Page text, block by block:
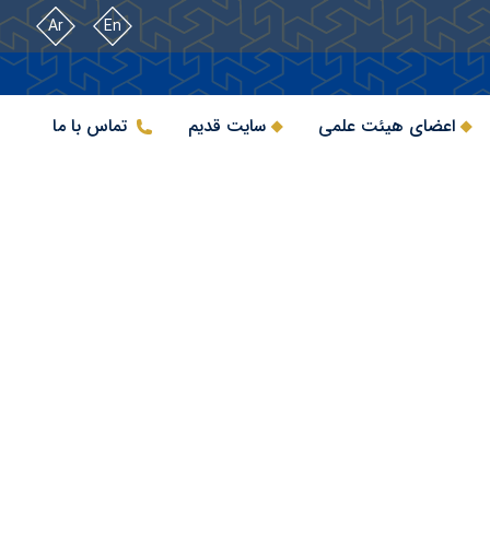
En
Ar
اعضای هیئت علمی سایت قدیم تماس با ما